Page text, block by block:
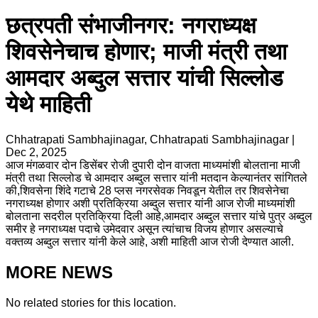
छत्रपती संभाजीनगर: नगराध्यक्ष
शिवसेनेचाच होणार; माजी मंत्री तथा
आमदार अब्दुल सत्तार यांची सिल्लोड
येथे माहिती
Chhatrapati Sambhajinagar, Chhatrapati Sambhajinagar
Dec 2, 2025
आज मंगळवार दोन डिसेंबर रोजी दुपारी दोन वाजता माध्यमांशी बोलताना माजी
मंत्री तथा सिल्लोड चे आमदार अब्दुल सत्तार यांनी मतदान केल्यानंतर सांगितले
की,शिवसेना शिंदे गटाचे 28 प्लस नगरसेवक निवडून येतील तर शिवसेनेचा
नगराध्यक्ष होणार अशी प्रतिक्रिया अब्दुल सत्तार यांनी आज रोजी माध्यमांशी
बोलताना सदरील प्रतिक्रिया दिली आहे,आमदार अब्दुल सत्तार यांचे पुत्र अब्दुल
समीर हे नगराध्यक्ष पदाचे उमेदवार असून त्यांचाच विजय होणार असल्याचे
वक्तव्य अब्दुल सत्तार यांनी केले आहे, अशी माहिती आज रोजी देण्यात आली.
MORE NEWS
No related stories for this location.